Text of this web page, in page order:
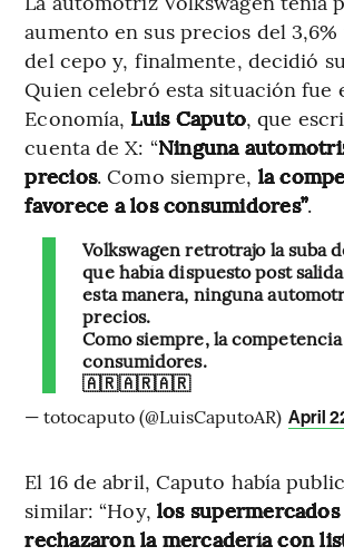
aumento en sus precios del 3,6%
del cepo y, finalmente, decidió
Quien celebró esta situación fue
Economía, Luis Caputo, que
cuenta de X: “Ninguna
precios. Como siempre, la
favorece a los consumidores”.
Volkswagen retrotrajo la suba
que había dispuesto post
esta manera, ninguna
precios.
Como siempre, la
consumidores.
🇦🇷🇦🇷🇦🇷
— totocaputo (@LuisCaputoAR) April
El 16 de abril, Caputo había
similar: “Hoy, los
rechazaron la mercadería con